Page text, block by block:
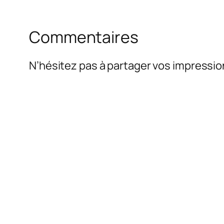
Commentaires
N’hésitez pas à partager vos